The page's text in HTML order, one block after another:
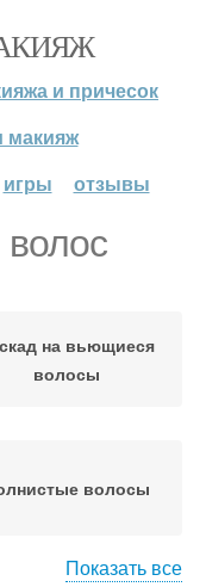
и причесок
макияж
игры отзывы
на вьющиеся
волосы
волосы
Показать все